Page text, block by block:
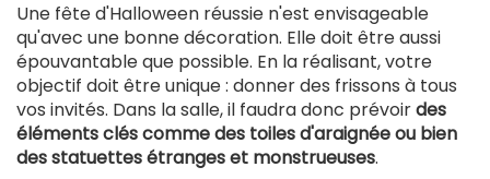
Une fête d'Halloween réussie n'est envisageable
qu'avec une bonne décoration. Elle doit être aussi
épouvantable que possible. En la réalisant, votre
objectif doit être unique : donner des frissons à tous
vos invités. Dans la salle, il faudra donc prévoirdes
éléments clés comme des toiles d'araignée ou bien
des statuettes étranges et monstrueuses.